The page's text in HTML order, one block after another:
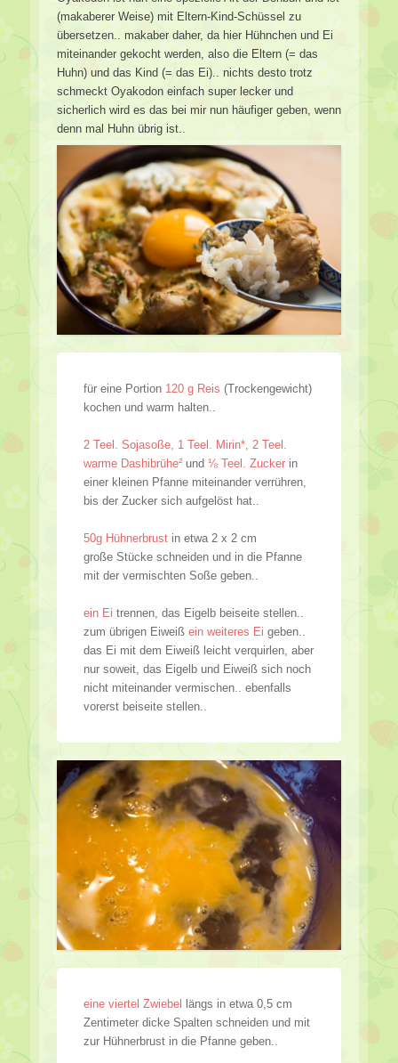
(makaberer Weise) mit Eltern-Kind-Schüssel zu
übersetzen.. makaber daher, da hier Hühnchen und Ei
miteinander gekocht werden, also die Eltern (= das
Huhn) und das Kind (= das Ei).. nichts desto trotz
schmeckt Oyakodon einfach super lecker und
sicherlich wird es das bei mir nun häufiger geben, wenn
denn mal Huhn übrig ist..
für eine Portion 120 g Reis (Trockengewicht)
kochen und warm halten..
2 Teel. Sojasoße, 1 Teel. Mirin*, 2 Teel.
warme Dashibrühe² und ⅛ Teel. Zucker in
einer kleinen Pfanne miteinander verrühren,
bis der Zucker sich aufgelöst hat..
50g Hühnerbrust in etwa 2 x 2 cm
große Stücke schneiden und in die Pfanne
mit der vermischten Soße geben..
ein Ei trennen, das Eigelb beiseite stellen..
zum übrigen Eiweiß ein weiteres Ei geben..
das Ei mit dem Eiweiß leicht verquirlen, aber
nur soweit, das Eigelb und Eiweiß sich noch
nicht miteinander vermischen.. ebenfalls
vorerst beiseite stellen..
eine viertel Zwiebel
längs in etwa 0,5 cm
Zentimeter dicke Spalten schneiden und mit
zur Hühnerbrust in die Pfanne geben..